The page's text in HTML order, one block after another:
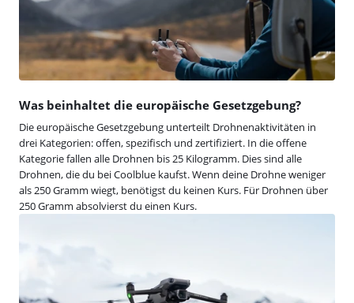
Was beinhaltet die europäische Gesetzgebung?
Die europäische Gesetzgebung unterteilt Drohnenaktivitäten in
drei Kategorien: offen, spezifisch und zertifiziert. In die offene
Kategorie fallen alle Drohnen bis 25 Kilogramm. Dies sind alle
Drohnen, die du bei Coolblue kaufst. Wenn deine Drohne weniger
als 250 Gramm wiegt, benötigst du keinen Kurs. Für Drohnen über
250 Gramm absolvierst du einen Kurs.